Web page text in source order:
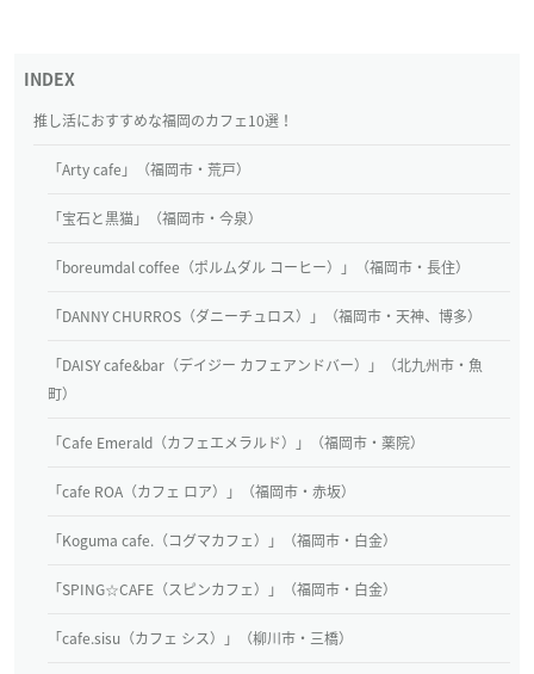
推し活におすすめな福岡のカフェ10選！
「Arty cafe」（福岡市・荒戸）
「宝石と黒猫」（福岡市・今泉）
「boreumdal coffee（ポルムダル コーヒー）」（福岡市・長住）
「DANNY CHURROS（ダニーチュロス）」（福岡市・天神、博多）
「DAISY cafe&bar（デイジー カフェアンドバー）」（北九州市・魚
町）
「Cafe Emerald（カフェエメラルド）」（福岡市・薬院）
「cafe ROA（カフェ ロア）」（福岡市・赤坂）
「Koguma cafe.（コグマカフェ）」（福岡市・白金）
「SPING☆CAFE（スピンカフェ）」（福岡市・白金）
「cafe.sisu（カフェ シス）」（柳川市・三橋）